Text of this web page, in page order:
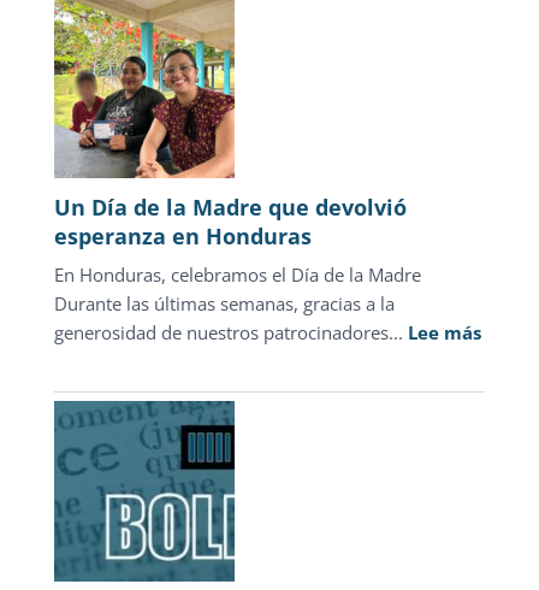
desmienten
el
discurso
punitivo:
la
justicia
adolescentes
representa
sólo
1.3%
de
carpetas
de
investigación
Un Día de la Madre que devolvió
esperanza en Honduras
En Honduras, celebramos el Día de la Madre
Durante las últimas semanas, gracias a la
generosidad de nuestros patrocinadores... Lee más:
Día